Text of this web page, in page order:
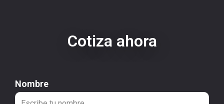
Cotiza ahora
Nombre